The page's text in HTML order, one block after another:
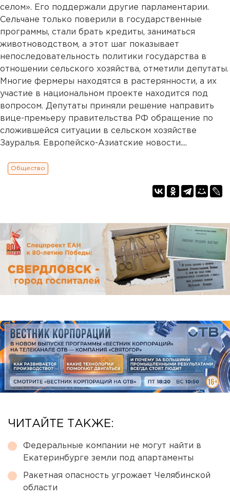
селом». Его поддержали другие парламентарии.
Сельчане только поверили в государственные
программы, стали брать кредиты, заниматься
животноводством, а этот шаг показывает
непоследовательность политики государства в
отношении сельского хозяйства, отметили депутаты.
Многие фермеры находятся в растерянности, а их
участие в национальном проекте находится под
вопросом. Депутаты приняли решение направить
вице-премьеру правительства РФ обращение по
сложившейся ситуации в сельском хозяйстве
Зауралья. Европейско-Азиатские новости....
Общество
ЧИТАЙТЕ ТАКЖЕ:
Федеральные компании не могут найти в
Екатеринбурге земли под апартаменты
Ракетная опасность угрожает Челябинской
области